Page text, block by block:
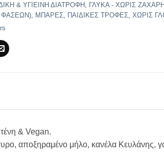
& ΥΓΙΕΙΝΗ ΔΙΑΤΡΟΦΗ ΓΛΥΚΑ - ΧΩΡΙΣ ΖΑΧΑΡΗ
ΦΑΣΕΩΝ)
ΜΠΑΡΕΣ ΠΑΙΔΙΚΕΣ ΤΡΟΦΕΣ ,ΧΩΡΙΣ
& Vegan.
αποξηραμένο μήλο, κανέλα Κευλάνης,